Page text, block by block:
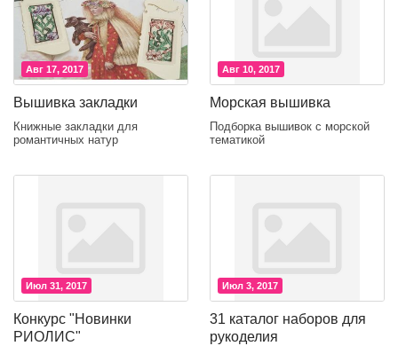
Авг 17, 2017
Вышивка закладки
Книжные закладки для
романтичных натур
Авг 10, 2017
Морская вышивка
Подборка вышивок с морской
тематикой
Июл 31, 2017
Конкурс "Новинки
РИОЛИС"
Июл 3, 2017
31 каталог наборов для
рукоделия